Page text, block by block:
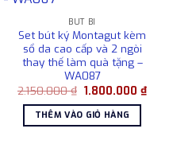
₫.
BÚT BI
Set bút ký Montagut kèm
sổ da cao cấp và 2 ngòi
thay thế làm quà tặng –
WA087
2.150.000₫ Giá
là:
2.150.000 ₫.
1.800.000₫Giá
hiện
THÊM VÀO GIỎ HÀNG